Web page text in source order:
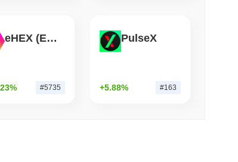
eHEX (Ethereum)
#5735
PulseX
+5.88% #163